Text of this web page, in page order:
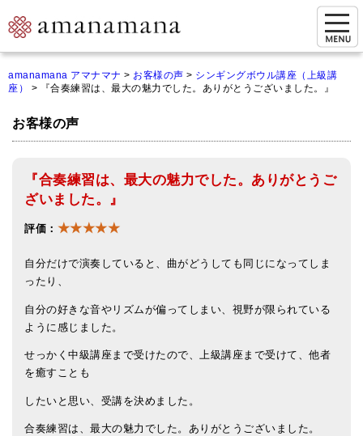
ご来店予約（実店舗）
オンライン相談&購入
シンギングボウル講座
倍音呼吸法レッスン
カートを見る
商品一覧
●チベット・シンギングボウル
amanamana アマナマナ > お客様の声 > シンギングボウル講座（上級講
座）
> 『合奏練習は、最大の魅力でした。ありがとうございました。』
お客様の声
『合奏練習は、最大の魅力でした。ありがとうご
ざいました。』
評価： ★★★★★
自分だけで演奏していると、曲がどうしても同じになってしま
ったり、
自分の好きな音やリズムが偏ってしまい、視野が限られている
ように感じました。
せっかく中級講座まで受けたので、上級講座まで受けて、他者
を癒すことも
したいと思い、受講を決めました。
合奏練習は、最大の魅力でした。ありがとうございました。